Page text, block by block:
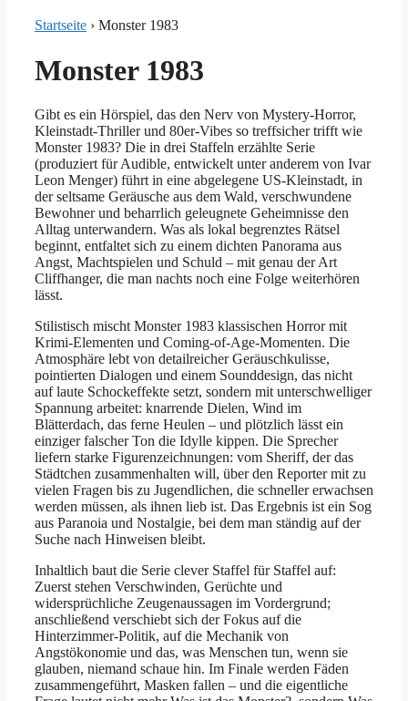
Startseite › Monster 1983
Monster 1983
Gibt es ein Hörspiel, das den Nerv von Mystery-Horror,
Kleinstadt-Thriller und 80er-Vibes so treffsicher trifft wie
Monster 1983? Die in drei Staffeln erzählte Serie
(produziert für Audible, entwickelt unter anderem von Ivar
Leon Menger) führt in eine abgelegene US-Kleinstadt, in
der seltsame Geräusche aus dem Wald, verschwundene
Bewohner und beharrlich geleugnete Geheimnisse den
Alltag unterwandern. Was als lokal begrenztes Rätsel
beginnt, entfaltet sich zu einem dichten Panorama aus
Angst, Machtspielen und Schuld – mit genau der Art
Cliffhanger, die man nachts noch eine Folge weiterhören
lässt.
Stilistisch mischt Monster 1983 klassischen Horror mit
Krimi-Elementen und Coming-of-Age-Momenten. Die
Atmosphäre lebt von detailreicher Geräuschkulisse,
pointierten Dialogen und einem Sounddesign, das nicht
auf laute Schockeffekte setzt, sondern mit unterschwelliger
Spannung arbeitet: knarrende Dielen, Wind im
Blätterdach, das ferne Heulen – und plötzlich lässt ein
einziger falscher Ton die Idylle kippen. Die Sprecher
liefern starke Figurenzeichnungen: vom Sheriff, der das
Städtchen zusammenhalten will, über den Reporter mit zu
vielen Fragen bis zu Jugendlichen, die schneller erwachsen
werden müssen, als ihnen lieb ist. Das Ergebnis ist ein Sog
aus Paranoia und Nostalgie, bei dem man ständig auf der
Suche nach Hinweisen bleibt.
Inhaltlich baut die Serie clever Staffel für Staffel auf:
Zuerst stehen Verschwinden, Gerüchte und
widersprüchliche Zeugenaussagen im Vordergrund;
anschließend verschiebt sich der Fokus auf die
Hinterzimmer-Politik, auf die Mechanik von
Angstökonomie und das, was Menschen tun, wenn sie
glauben, niemand schaue hin. Im Finale werden Fäden
zusammengeführt, Masken fallen – und die eigentliche